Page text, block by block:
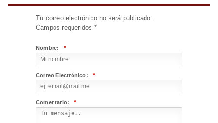
Tu correo electrónico no será publicado.
Campos requeridos *
Nombre: *
Correo Electrónico: *
Comentario: *